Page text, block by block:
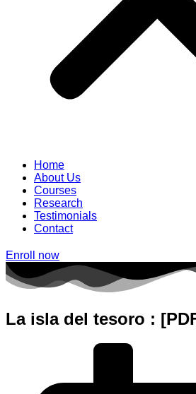
Home
About Us
Courses
Research
Testimonials
Contact
Enroll now
La isla del tesoro :